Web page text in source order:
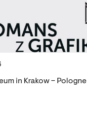
in Krakow – Pologne